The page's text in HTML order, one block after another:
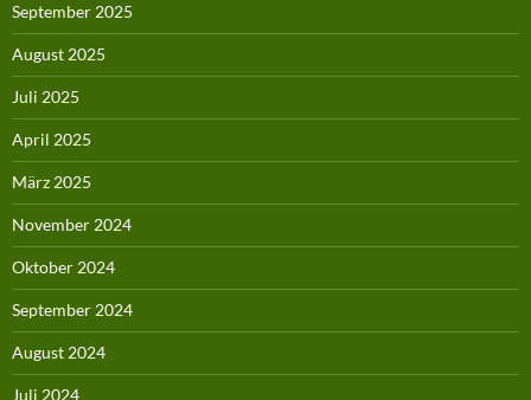
September 2025
August 2025
Juli 2025
April 2025
März 2025
November 2024
Oktober 2024
September 2024
August 2024
Juli 2024